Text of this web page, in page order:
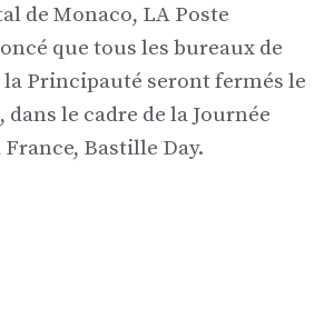
de Monaco, LA Poste
que tous les bureaux de
la Principauté seront fermés le
le cadre de la Journée
Bastille Day.